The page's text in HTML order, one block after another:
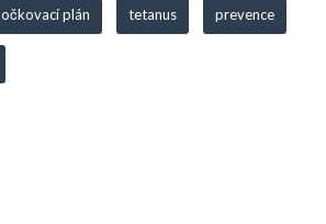
očkovací plán tetanus prevence